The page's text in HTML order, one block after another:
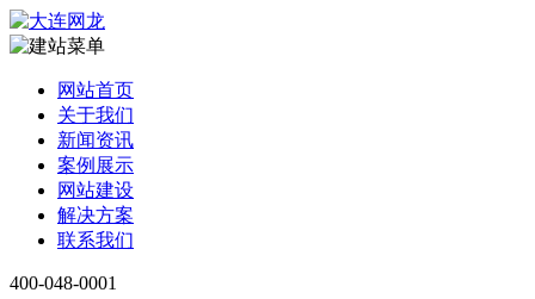
网站首页
关于我们
新闻资讯
案例展示
网站建设
解决方案
联系我们
400-048-0001